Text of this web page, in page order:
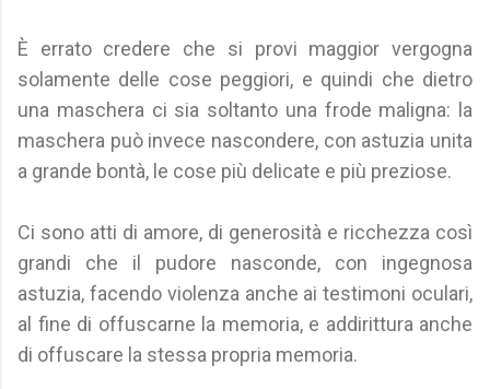
È errato credere che si provi maggior vergogna
solamente delle cose peggiori, e quindi che dietro
una maschera ci sia soltanto una frode maligna: la
maschera può invece nascondere, con astuzia unita
a grande bontà, le cose più delicate e più preziose.
Ci sono atti di amore, di generosità e ricchezza così
grandi che il pudore nasconde, con ingegnosa
astuzia, facendo violenza anche ai testimoni oculari,
al fine di offuscarne la memoria, e addirittura anche
di offuscare la stessa propria memoria.